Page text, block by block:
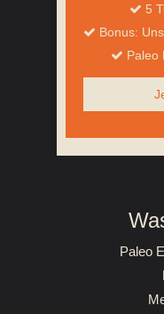
5
Bonus:
Paleo
Paleo